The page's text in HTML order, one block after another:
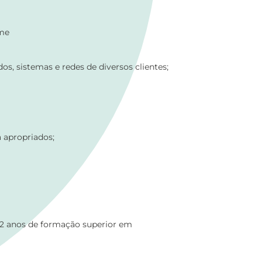
sistemas e redes de diversos clientes;
apropriados;
anos de formação superior em